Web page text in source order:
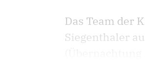
Das Team der
Siegenthaler